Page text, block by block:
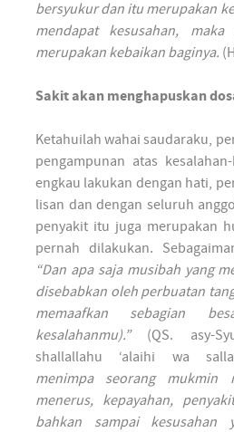
bersyukur dan itu merupakan
mendapat kesusahan,
merupakan kebaikan baginya.
Sakit akan menghapuskan
Ketahuilah wahai saudaraku,
pengampunan atas
engkau lakukan dengan hati,
lisan dan dengan seluruh
penyakit itu juga merupakan
pernah dilakukan.
“Dan apa saja musibah yang
disebabkan oleh perbuatan
memaafkan sebagian
kesalahanmu).”(QS. asy-
shallallahu ‘alaihi wa
menimpa seorang mukmin
menerus, kepayahan,
bahkan sampai kesusahan